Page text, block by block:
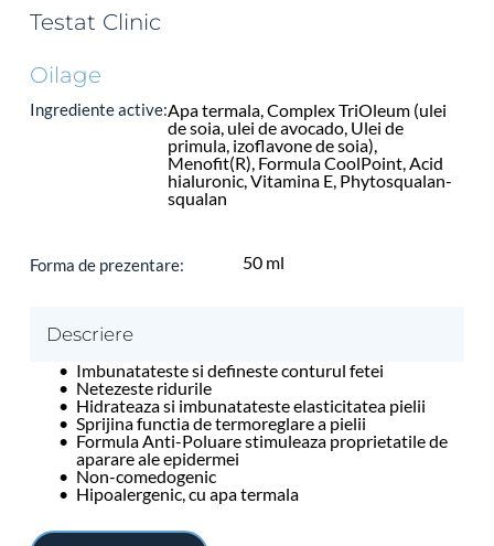
Testat Clinic
Oilage
Ingrediente active:Apa termala, Complex TriOleum (ulei
de soia, ulei de avocado, Ulei de
primula, izoflavone de soia),
Menofit(R), Formula CoolPoint, Acid
hialuronic, Vitamina E, Phytosqualan-
squalan
Forma de prezentare: 50 ml
Descriere
Imbunatateste si defineste conturul fetei
Netezeste ridurile
Hidrateaza si imbunatateste elasticitatea pielii
Sprijina functia de termoreglare a pielii
Formula Anti-Poluare stimuleaza proprietatile de
aparare ale epidermei
Non-comedogenic
Hipoalergenic, cu apa termala